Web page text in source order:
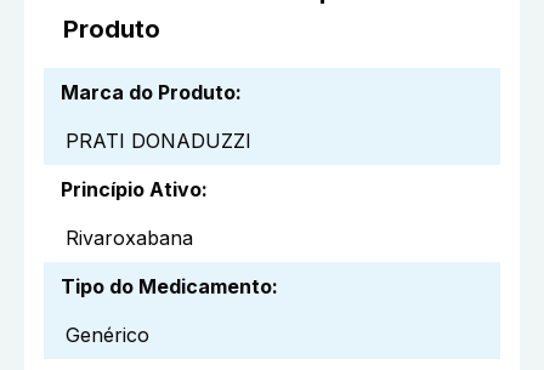
Produto
Marca do Produto:
PRATI DONADUZZI
Princípio Ativo:
Rivaroxabana
Tipo do Medicamento:
Genérico